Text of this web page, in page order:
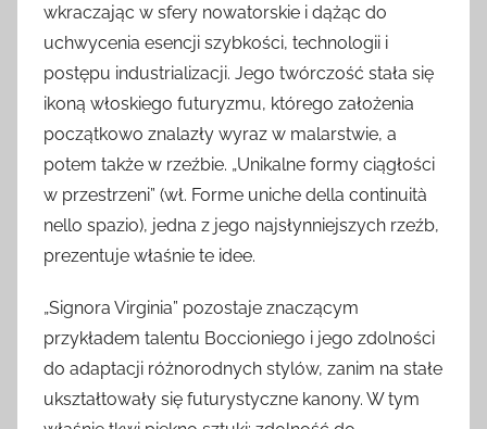
wkraczając w sfery nowatorskie i dążąc do
uchwycenia esencji szybkości, technologii i
postępu industrializacji. Jego twórczość stała się
ikoną włoskiego futuryzmu, którego założenia
początkowo znalazły wyraz w malarstwie, a
potem także w rzeźbie. „Unikalne formy ciągłości
w przestrzeni” (wł. Forme uniche della continuità
nello spazio), jedna z jego najsłynniejszych rzeźb,
prezentuje właśnie te idee.
„Signora Virginia” pozostaje znaczącym
przykładem talentu Boccioniego i jego zdolności
do adaptacji różnorodnych stylów, zanim na stałe
ukształtowały się futurystyczne kanony. W tym